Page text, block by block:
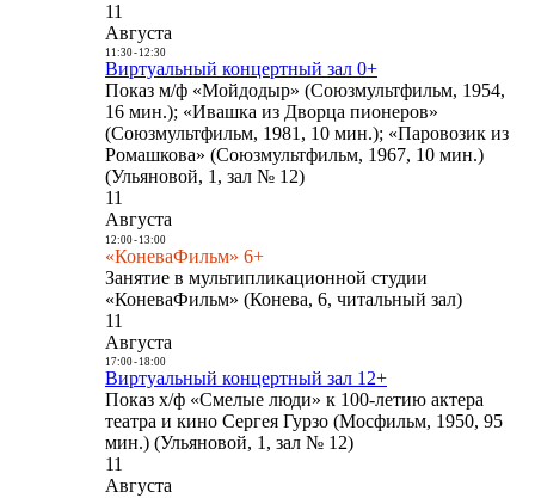
11
Августа
11:30- 12:30
Виртуальный концертный зал 0+
Показ м/ф «Мойдодыр» (Союзмультфильм, 1954,
16 мин.); «Ивашка из Дворца пионеров»
(Союзмультфильм, 1981, 10 мин.); «Паровозик из
Ромашкова» (Союзмультфильм, 1967, 10 мин.)
(Ульяновой, 1, зал № 12)
11
Августа
12:00- 13:00
«КоневаФильм» 6+
Занятие в мультипликационной студии
«КоневаФильм» (Конева, 6, читальный зал)
11
Августа
17:00- 18:00
Виртуальный концертный зал 12+
Показ х/ф «Смелые люди» к 100-летию актера
театра и кино Сергея Гурзо (Мосфильм, 1950, 95
мин.) (Ульяновой, 1, зал № 12)
11
Августа